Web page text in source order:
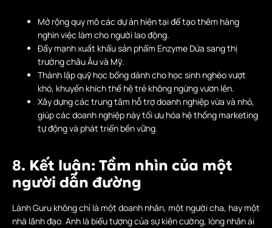
Mở rộng quy mô các dự án hiện tại để tạo thêm hàng
nghìn việc làm cho người lao động.
Đẩy mạnh xuất khẩu sản phẩm Enzyme Dứa sang thị
trường châu Âu và Mỹ.
Thành lập quỹ học bổng dành cho học sinh nghèo vượt
khó, khuyến khích thế hệ trẻ không ngừng vươn lên.
Xây dựng các trung tâm hỗ trợ doanh nghiệp vừa và nhỏ,
giúp các doanh nghiệp này tối ưu hóa hệ thống marketing
tự động và phát triển bền vững.
8. Kết luận: Tầm nhìn của một
người dẫn đường
Lành Guru không chỉ là một doanh nhân, một người cha, hay một
nhà lãnh đạo. Anh là biểu tượng của sự kiên cường, lòng nhân ái